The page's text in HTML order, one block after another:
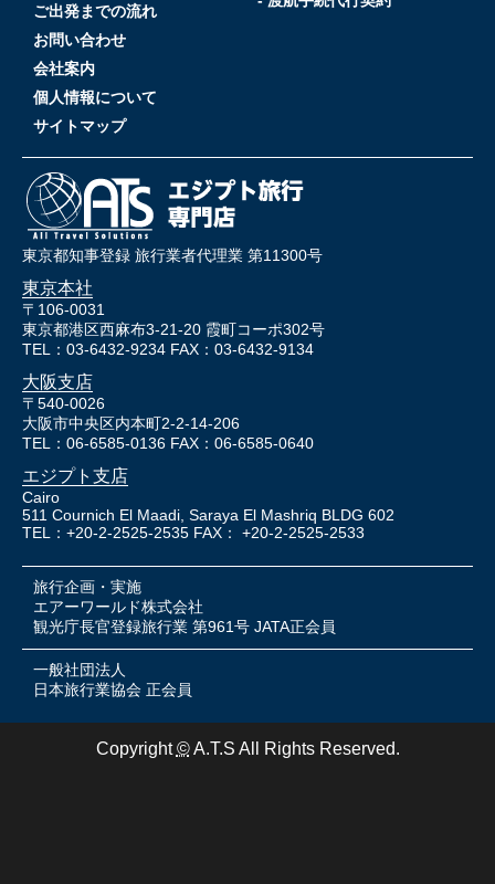
ご出発までの流れ
お問い合わせ
会社案内
個人情報について
サイトマップ
東京都知事登録 旅行業者代理業 第11300号
東京本社
〒106-0031
東京都港区西麻布3-21-20 霞町コーポ302号
TEL：03-6432-9234 FAX：03-6432-9134
大阪支店
〒540-0026
大阪市中央区内本町2-2-14-206
TEL：06-6585-0136 FAX：06-6585-0640
エジプト支店
Cairo
511 Cournich El Maadi, Saraya El Mashriq BLDG 602
TEL：+20-2-2525-2535 FAX： +20-2-2525-2533
旅行企画・実施
エアーワールド株式会社
観光庁長官登録旅行業 第961号 JATA正会員
一般社団法人
日本旅行業協会 正会員
Copyright© A.T.S All Rights Reserved.